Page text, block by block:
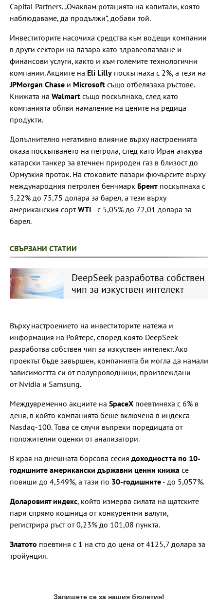
Capital Partners. „Очаквам ротацията на капитали, която
наблюдаваме, да продължи“, добави той.
Инвеститорите насочиха средства към водещи компании
в други сектори на пазара като здравеопазване и
финансови услуги, както и към големите технологични
компании. Акциите на Eli Lilly поскъпнаха с 2%, а тези на
JPMorgan Chase и Microsoft също отбелязаха ръстове.
Книжата на Walmart също поскъпнаха, след като
компанията обяви намаление на цените на редица
продукти.
Допълнително негативно влияние върху настроенията
оказа поскъпването на петрола, след като Иран атакува
катарски танкер за втечнен природен газ в близост до
Ормузкия проток. На стоковите пазари фючърсите върху
международния петролен бенчмарк Брент поскъпнаха с
5,22% до 75,75 долара за барел, а тези върху
американския сортWTI - с 5,05% до 72,01 долара за
барел.
СВЪРЗАНИ СТАТИИ
DeepSeek разработва собствен
чип за изкуствен интелект
Върху настроението на инвеститорите натежа и
информация на Ройтерс, според която DeepSeek
разработва собствен чип за изкуствен интелект. Ако
проектът бъде завършен, компанията би могла да намали
зависимостта си от полупроводници, произвеждани
от Nvidia и Samsung.
Междувременно акциите на SpaceX поевтиняха с 6% в
деня, в който компанията беше включена в индекса
Nasdaq-100. Това се случи въпреки поредицата от
положителни оценки от анализатори.
В края на днешната борсова сесия доходността по 10-
годишните американски държавни ценни книжа се
повиши до 4,549%, а тази по 30-годишните - до 5,057%.
Доларовият индекс, който измерва силата на щатските
пари спрямо кошница от конкурентни валути,
регистрира ръст от 0,23% до 101,08 пункта.
Златото поевтиня с 1 на сто до цена от 4125,7 долара за
тройунция.